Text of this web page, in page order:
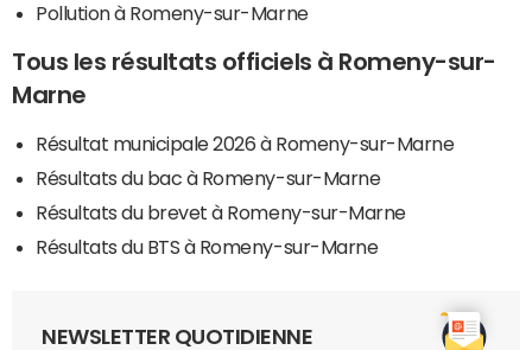
Pollution à Romeny-sur-Marne
Tous les résultats officiels à Romeny-sur-
Marne
Résultat municipale 2026 à Romeny-sur-Marne
Résultats du bac à Romeny-sur-Marne
Résultats du brevet à Romeny-sur-Marne
Résultats du BTS à Romeny-sur-Marne
NEWSLETTER QUOTIDIENNE